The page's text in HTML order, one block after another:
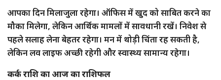
आपका दिन मिलाजुला रहेगा। ऑफिस में खुद को साबित करने का
मौका मिलेगा, लेकिन आर्थिक मामलों में सावधानी रखें। निवेश से
पहले सलाह लेना बेहतर रहेगा। मन में थोड़ी चिंता रह सकती है,
लेकिन लव लाइफ अच्छी रहेगी और स्वास्थ्य सामान्य रहेगा।
कर्क राशि का आज का राशिफल